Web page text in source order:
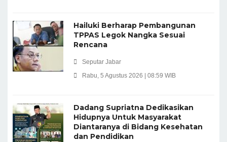
Hailuki Berharap Pembangunan
TPPAS Legok Nangka Sesuai
Rencana
Seputar Jabar
Rabu, 5 Agustus 2026 | 08:59 WIB
Dadang Supriatna Dedikasikan
Hidupnya Untuk Masyarakat
Diantaranya di Bidang Kesehatan
dan Pendidikan